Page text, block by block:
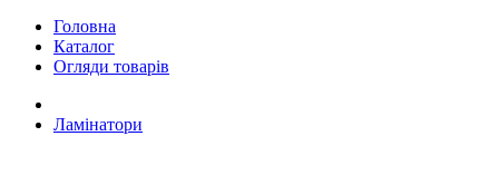
Головна
Каталог
Огляди товарів
Ламінатори